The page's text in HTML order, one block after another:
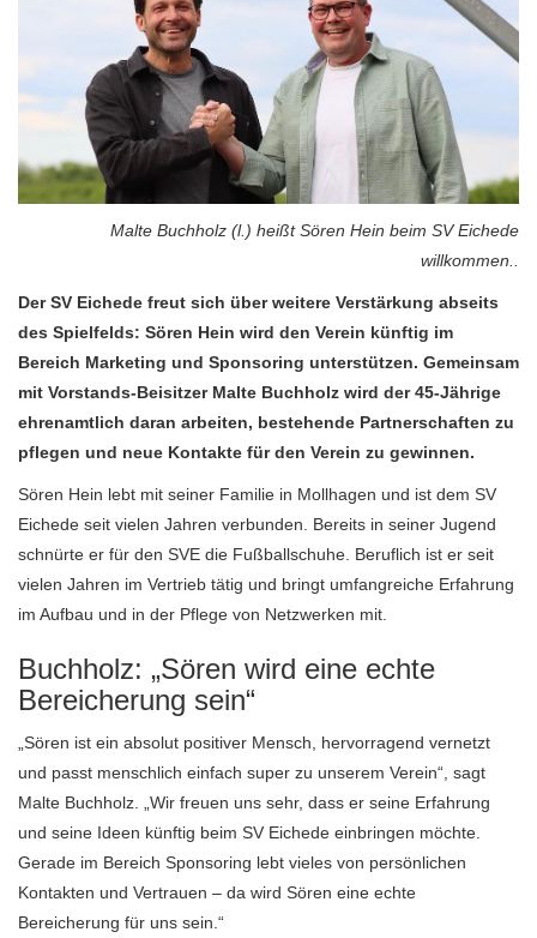
Malte Buchholz (l.) heißt Sören Hein beim SV Eichede
willkommen..
Der SV Eichede freut sich über weitere Verstärkung abseits
des Spielfelds: Sören Hein wird den Verein künftig im
Bereich Marketing und Sponsoring unterstützen. Gemeinsam
mit Vorstands-Beisitzer Malte Buchholz wird der 45-Jährige
ehrenamtlich daran arbeiten, bestehende Partnerschaften zu
pflegen und neue Kontakte für den Verein zu gewinnen.
Sören Hein lebt mit seiner Familie in Mollhagen und ist dem SV
Eichede seit vielen Jahren verbunden. Bereits in seiner Jugend
schnürte er für den SVE die Fußballschuhe. Beruflich ist er seit
vielen Jahren im Vertrieb tätig und bringt umfangreiche Erfahrung
im Aufbau und in der Pflege von Netzwerken mit.
Buchholz: „Sören wird eine echte
Bereicherung sein“
„Sören ist ein absolut positiver Mensch, hervorragend vernetzt
und passt menschlich einfach super zu unserem Verein“, sagt
Malte Buchholz. „Wir freuen uns sehr, dass er seine Erfahrung
und seine Ideen künftig beim SV Eichede einbringen möchte.
Gerade im Bereich Sponsoring lebt vieles von persönlichen
Kontakten und Vertrauen – da wird Sören eine echte
Bereicherung für uns sein.“